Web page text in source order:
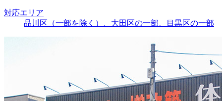
対応エリア
品川区（一部を除く）、大田区の一部、目黒区の一部